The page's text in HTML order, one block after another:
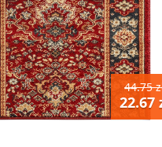
44.75
22.67